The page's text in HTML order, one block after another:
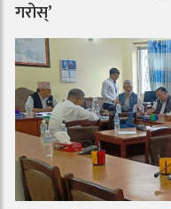
गरोस्’